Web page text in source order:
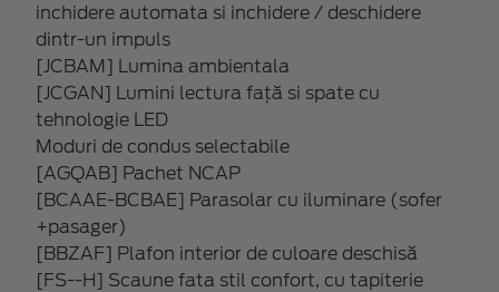
inchidere automata si inchidere / deschidere
dintr-un impuls
[JCBAM] Lumina ambientala
[JCGAN] Lumini lectura față si spate cu
tehnologie LED
Moduri de condus selectabile
[AGQAB] Pachet NCAP
[BCAAE-BCBAE] Parasolar cu iluminare (sofer
+pasager)
[BBZAF] Plafon interior de culoare deschisă
[FS--H] Scaune fata stil confort, cu tapiterie